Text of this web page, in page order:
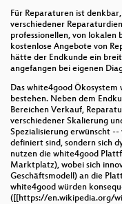
Für Reparaturen ist
verschiedener
professionellen, von lokalen
kostenlose Angebote von
hätte der Endkunde ein
angefangen bei eigenen
Das white4good
bestehen. Neben dem
Bereichen Verkauf,
verschiedener Skalierung
Spezialisierung erwünscht
definiert sind, sondern sich
nutzen die white4good
Marktplatz), wobei sich
Geschäftsmodell) an die
white4good würden
([[https://en.wikipedia.org/